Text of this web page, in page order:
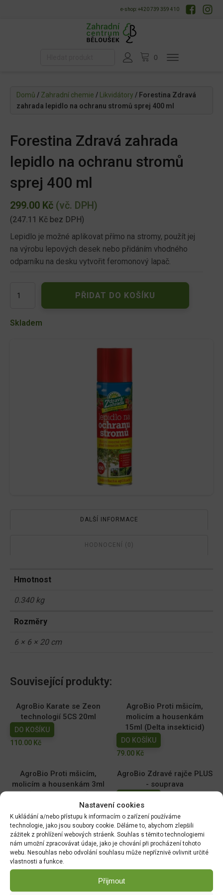
Nastavení cookies
K ukládání a/nebo přístupu k informacím o zařízení používáme
technologie, jako jsou soubory cookie. Děláme to, abychom zlepšili
zážitek z prohlížení webových stráenk. Souhlas s těmito technologiemi
nám umožní zpracovávat údaje, jako je chování při procházení tohoto
webu. Nesouhlas nebo odvolání souhlasu může nepříznivě ovlivnit určité
vlastnosti a funkce.
Přijmout
e-shop: +420 739 359 410
Domů / Zahradní chemie / Likvidátory / Forestina Zdravá
zahrada lepidlo na ochranu stromů sprej 400 ml
Forestina Zdravá zahrada
lepidlo na ochranu stromů
sprej 400 ml
299.00 Kč (vč. DPH)
(247.11 Kč bez DPH)
Lepidlo je možné aplikovat přímo na stromy, použít jej
na výrobu lepových desek nebo přidáním vhodného
odparníku na desku vytvořit feromonový lapač.
Zdravá
lepidlo
PŘIDAT DO KOŠÍKU
Skladem
DALŠÍ INFORMACE
HODNOCENÍ (0)
Hmotnost
0.340 kg
Rozměry
6 × 6 × 20 cm
Související produkty:
AgroBio Karate se Zeon
technologií 5CS 20ml
DO KOŠÍKU
110.00 Kč
AgroBio Proti mšicím,
molicím a housenkám
15ml (Delta insekticid)
DO KOŠÍKU
79.00 Kč
AgroBio Proti mšicím,
molicím a housenkám 3ml
(Delta insekticid)
40.00Kč
AgroBio Zdravé rajče PLUS
- souprava
199.00 Kč
Magnicur Finito 50ml
DO KOŠÍKU
169.00Kč
Ferramol Neudorff
(200g+100g navíc) 300g
149.00